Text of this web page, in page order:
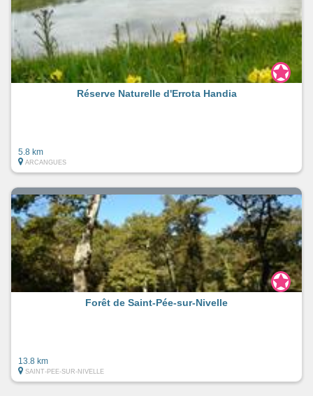
Réserve Naturelle d'Errota Handia
5.8 km
ARCANGUES
Forêt de Saint-Pée-sur-Nivelle
13.8 km
SAINT-PEE-SUR-NIVELLE